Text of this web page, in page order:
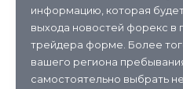
информацию, которая
выхода новостей форекс в
трейдера форме. Более
вашего региона
самостоятельно выбрать